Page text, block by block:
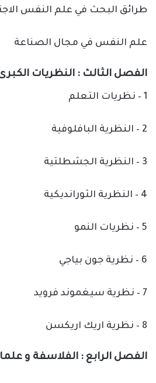
طرائق البحث في علم النفس
علم النفس في مجال الصناعة
الفصل الثالث : النظريات
1 – نظريات التعلم
2 – النظرية البافلوفية
3 – النظرية الجشطلتية
4 – النظرية الثورانديكية
5 – نظريات النمو
6 – نظرية جون بياجي
7 – نظرية سيغموند فرويد
8 – نظرية اريك اريكسن
الفصل الرابع : الفلاسفة و